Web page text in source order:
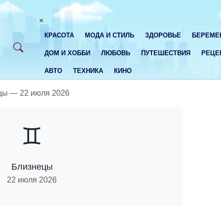
×
КРАСОТА МОДА И СТИЛЬ ЗДОРОВЬЕ
ДОМ И ХОББИ ЛЮБОВЬ ПУТЕШЕСТВИЯ
АВТО ТЕХНИКА КИНО
— 22 июля 2026
♊
Близнецы
22 июля 2026